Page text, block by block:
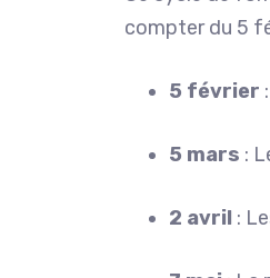
compter du 5
5 février
5 mars :
2 avril :